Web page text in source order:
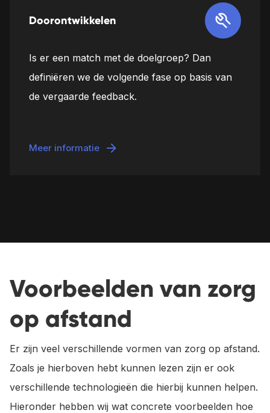
Doorontwikkelen
Is er een match met de doelgroep? Dan
definiëren we de volgende fase op basis van
de vergaarde feedback.
Meer informatie
Voorbeelden van zorg
op afstand
Er zijn veel verschillende vormen van zorg op afstand.
Zoals je hierboven hebt kunnen lezen zijn er ook
verschillende technologieën die hierbij kunnen helpen.
Hieronder hebben wij wat concrete voorbeelden hoe